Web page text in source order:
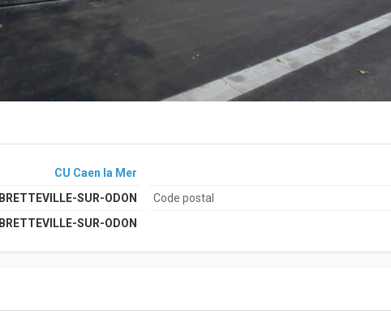
CU Caen la Mer
BRETTEVILLE-SUR-ODON Code postal
BRETTEVILLE-SUR-ODON